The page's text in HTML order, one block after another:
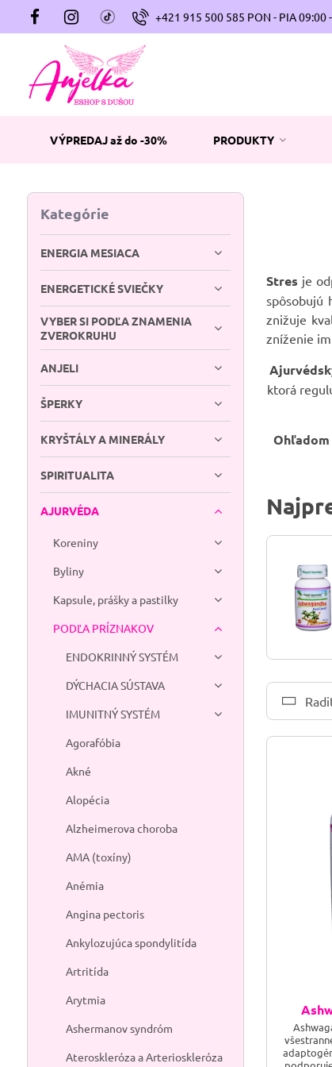
+421 915 500 585 PON - PIA 09:00
VÝPREDAJ až do -30% PRODUKTY
Stres je
spôsobujú
znižuje
zníženie
ktorá
Kategórie
ENERGIA MESIACA
ENERGETICKÉ SVIEČKY
VYBER SI PODĽA ZNAMENIA
ZVEROKRUHU
ANJELI
ŠPERKY
KRYŠTÁLY A MINERÁLY
SPIRITUALITA
AJURVÉDA
Koreniny
Byliny
Kapsule, prášky a pastilky
PODĽA PRÍZNAKOV
ENDOKRINNÝ SYSTÉM
DÝCHACIA SÚSTAVA
IMUNITNÝ SYSTÉM
Agorafóbia
Akné
Alopécia
Alzheimerova choroba
AMA (toxíny)
Anémia
Angina pectoris
Ankylozujúca spondylitída
Artritída
Arytmia
Ashermanov syndróm
Ateroskleróza a Arterioskleróza